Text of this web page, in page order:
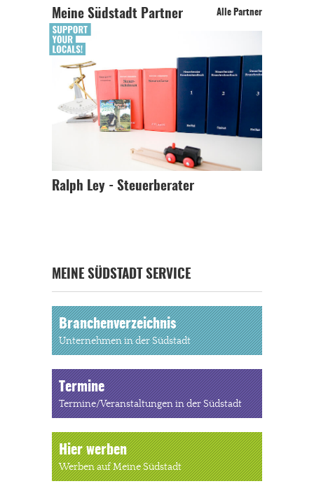
Meine Südstadt Partner Alle Partner
Ralph Ley - Steuerberater
MEINE SÜDSTADT SERVICE
Branchenverzeichnis
Unternehmen in der Südstadt
Termine
Termine/Veranstaltungen in der Südstadt
Hier werben
Werben auf Meine Südstadt